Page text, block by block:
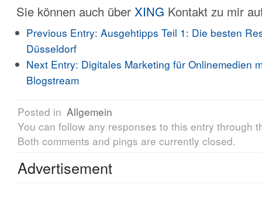
Sie können auch über XING Kontakt zu mir
Previous Entry: Ausgehtipps Teil 1: Die besten
Düsseldorf
Next Entry: Digitales Marketing für Onlinemedien
Blogstream
Posted in Allgemein
You can follow any responses to this entry through
Both comments and pings are currently closed.
Advertisement